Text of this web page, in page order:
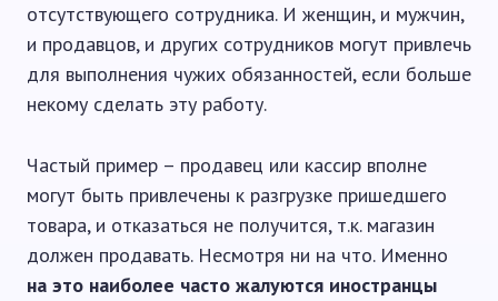
отсутствующего сотрудника. И женщин, и мужчин,
и продавцов, и других сотрудников могут привлечь
для выполнения чужих обязанностей, если больше
некому сделать эту работу.
Частый пример – продавец или кассир вполне
могут быть привлечены к разгрузке пришедшего
товара, и отказаться не получится, т.к. магазин
должен продавать. Несмотря ни на что. Именно
на это наиболее часто жалуются иностранцы